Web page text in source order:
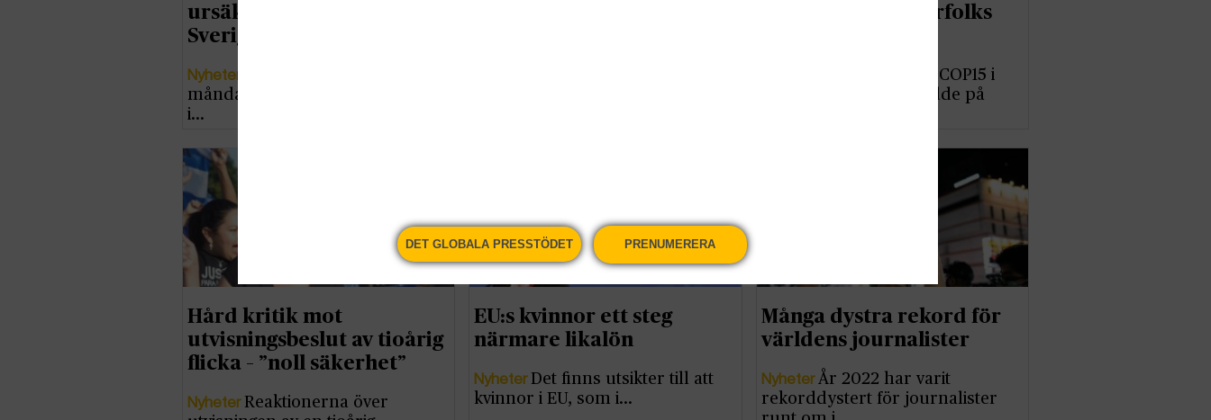
ursäkt för slavhandel –
Sverige tiger
Nyheter
måndags om ursäkt för sin roll
i…
erkännandet av urfolks
FN:s toppmöte COP15 i
Montreal i Kanada nådde på
Hård kritik mot
utvisningsbeslut av tioårig
flicka – ”noll säkerhet”
Nyheter Reaktionerna över
EU:s kvinnor ett steg
närmare likalön
Nyheter Det finns utsikter till att
kvinnor i EU, som i…
Många dystra rekord för
världens journalister
NyheterÅr 2022 har varit
rekorddystert för journalister
DET GLOBALA PRESSTÖDET PRENUMERERA